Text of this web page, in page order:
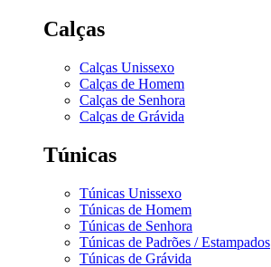
Calças
Calças Unissexo
Calças de Homem
Calças de Senhora
Calças de Grávida
Túnicas
Túnicas Unissexo
Túnicas de Homem
Túnicas de Senhora
Túnicas de Padrões / Estampados
Túnicas de Grávida